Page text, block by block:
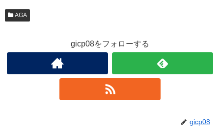
AGA
gicp08をフォローする
gicp08